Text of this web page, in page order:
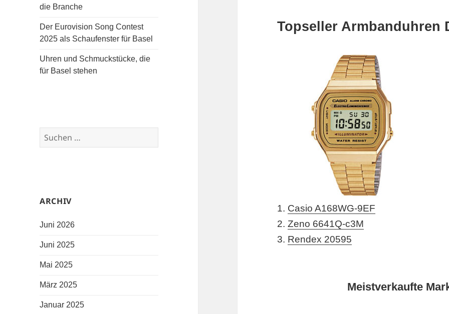
die Branche
Der Eurovision Song Contest
2025 als Schaufenster für Basel
Uhren und Schmuckstücke, die
für Basel stehen
ARCHIV
Juni 2026
Juni 2025
Mai 2025
März 2025
Januar 2025
Topseller Armbanduhren
1. Casio A168WG-9EF
2.Zeno 6641Q-c3M
3. Rendex 20595
Meistverkaufte